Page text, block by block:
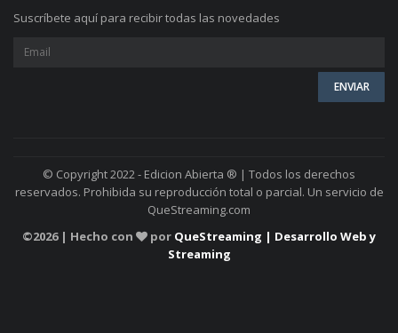
Suscríbete aquí para recibir todas las novedades
© Copyright 2022 - Edicion Abierta ® | Todos los derechos
reservados. Prohibida su reproducción total o parcial. Un servicio de
QueStreaming.com
©2026 | Hecho con por QueStreaming | Desarrollo Web y
Streaming